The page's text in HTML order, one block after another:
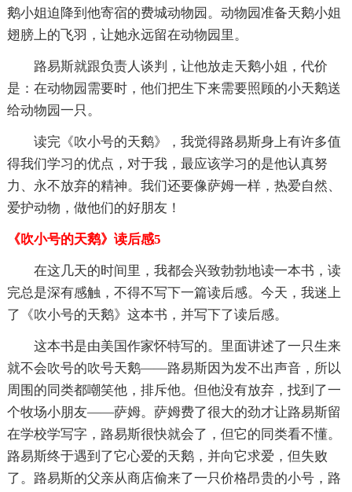
鹅小姐迫降到他寄宿的费城动物园。动物园准备天鹅小姐
翅膀上的飞羽，让她永远留在动物园里。
路易斯就跟负责人谈判，让他放走天鹅小姐，代价
是：在动物园需要时，他们把生下来需要照顾的小天鹅送
给动物园一只。
读完《吹小号的天鹅》，我觉得路易斯身上有许多值
得我们学习的优点，对于我，最应该学习的是他认真努
力、永不放弃的精神。我们还要像萨姆一样，热爱自然、
爱护动物，做他们的好朋友！
《吹小号的天鹅》读后感5
在这几天的时间里，我都会兴致勃勃地读一本书，读
完总是深有感触，不得不写下一篇读后感。今天，我迷上
了《吹小号的天鹅》这本书，并写下了读后感。
这本书是由美国作家怀特写的。里面讲述了一只生来
就不会吹号的吹号天鹅——路易斯因为发不出声音，所以
周围的同类都嘲笑他，排斥他。但他没有放弃，找到了一
个牧场小朋友——萨姆。萨姆费了很大的劲才让路易斯留
在学校学写字，路易斯很快就会了，但它的同类看不懂。
路易斯终于遇到了它心爱的天鹅，并向它求爱，但失败
了。路易斯的父亲从商店偷来了一只价格昂贵的小号，路